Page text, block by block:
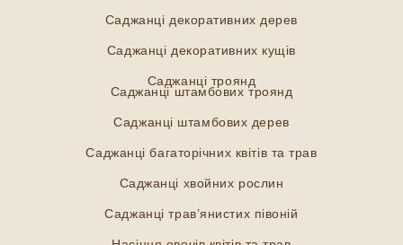
Саджанці декоративних дерев
Саджанці декоративних кущів
Саджанці троянд
Саджанці штамбових троянд
Саджанці штамбових дерев
Саджанці багаторічних квітів та трав
Саджанці хвойних рослин
Саджанці трав’янистих півоній